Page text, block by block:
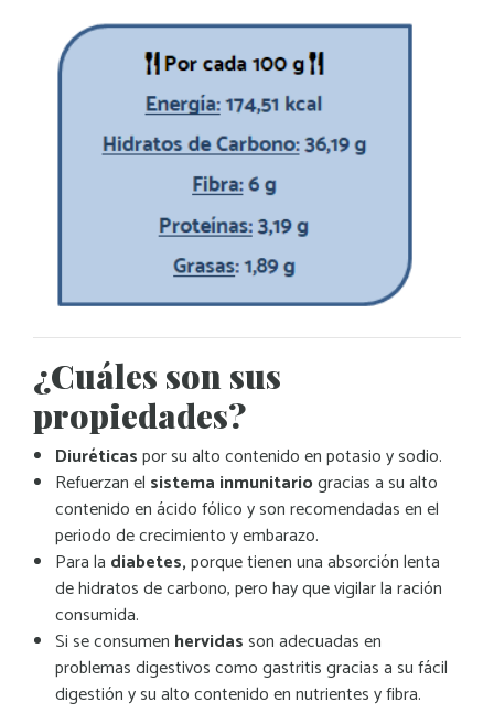
¿Cuáles son sus
propiedades?
Diuréticaspor su alto contenido en potasio y sodio.
Refuerzan el sistema inmunitariogracias a su alto
contenido en ácido fólico y son recomendadas en el
periodo de crecimiento y embarazo.
Para la diabetes,porque tienen una absorción lenta
de hidratos de carbono, pero hay que vigilar la ración
consumida.
Si se consumen hervidasson adecuadas en
problemas digestivos como gastritis gracias a su fácil
digestión y su alto contenido en nutrientes y fibra.